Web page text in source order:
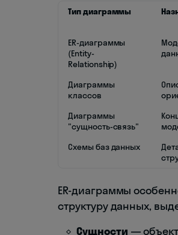
Тип диаграммы
ER-диаграммы
(Entity-
Relationship)
Диаграммы
классов
Диаграммы
"сущность-связь"
Схемы баз данных
ER-диаграммы
структуру данных,
Сущности —